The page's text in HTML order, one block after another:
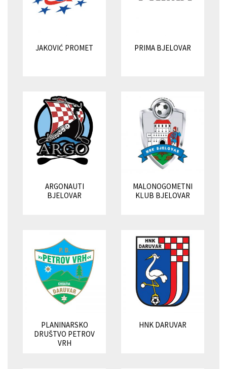
JAKOVIĆ PROMET PRIMA BJELOVAR
ARGONAUTI
BJELOVAR
MALONOGOMETNI
KLUB BJELOVAR
PLANINARSKO
DRUŠTVO PETROV
VRH
HNK DARUVAR